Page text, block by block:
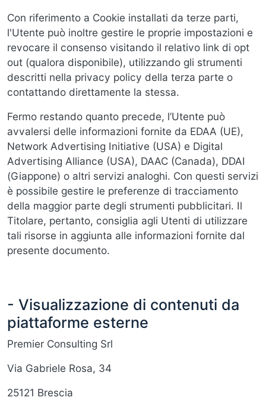
Con riferimento a Cookie installati da terze parti,
l'Utente può inoltre gestire le proprie impostazioni e
revocare il consenso visitando il relativo link di opt
out (qualora disponibile), utilizzando gli strumenti
descritti nella privacy policy della terza parte o
contattando direttamente la stessa.
Fermo restando quanto precede, l’Utente può
avvalersi delle informazioni fornite da EDAA (UE),
Network Advertising Initiative (USA) e Digital
Advertising Alliance (USA), DAAC (Canada), DDAI
(Giappone) o altri servizi analoghi. Con questi servizi
è possibile gestire le preferenze di tracciamento
della maggior parte degli strumenti pubblicitari. Il
Titolare, pertanto, consiglia agli Utenti di utilizzare
tali risorse in aggiunta alle informazioni fornite dal
presente documento.
- Visualizzazione di contenuti da
piattaforme esterne
Premier Consulting Srl
Via Gabriele Rosa, 34
25121 Brescia